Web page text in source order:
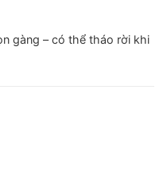
gàng – có thể tháo rời khi